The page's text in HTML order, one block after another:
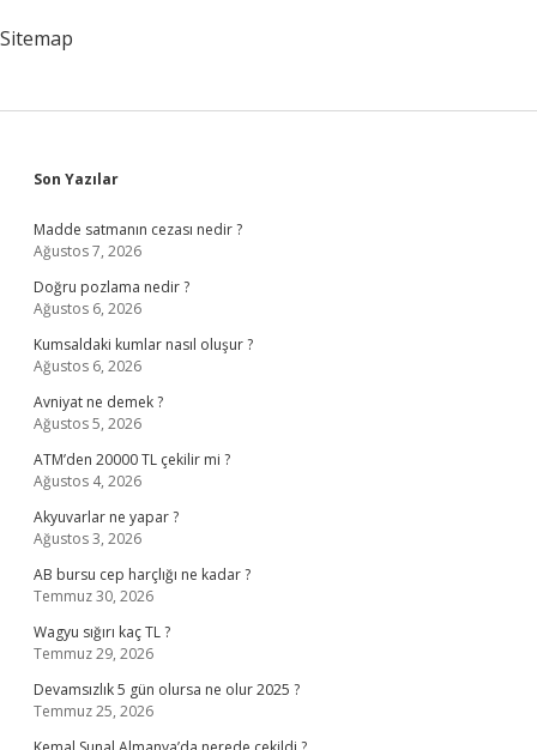
Sitemap
Sidebar
Son Yazılar
Madde satmanın cezası nedir ?
Ağustos 7, 2026
Doğru pozlama nedir ?
Ağustos 6, 2026
Kumsaldaki kumlar nasıl oluşur ?
Ağustos 6, 2026
Avniyat ne demek ?
Ağustos 5, 2026
ATM’den 20000 TL çekilir mi ?
Ağustos 4, 2026
Akyuvarlar ne yapar ?
Ağustos 3, 2026
AB bursu cep harçlığı ne kadar ?
Temmuz 30, 2026
Wagyu sığırı kaç TL ?
Temmuz 29, 2026
Devamsızlık 5 gün olursa ne olur 2025 ?
Temmuz 25, 2026